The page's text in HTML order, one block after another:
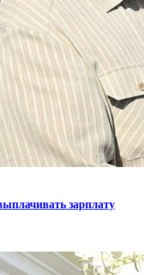
зарплату